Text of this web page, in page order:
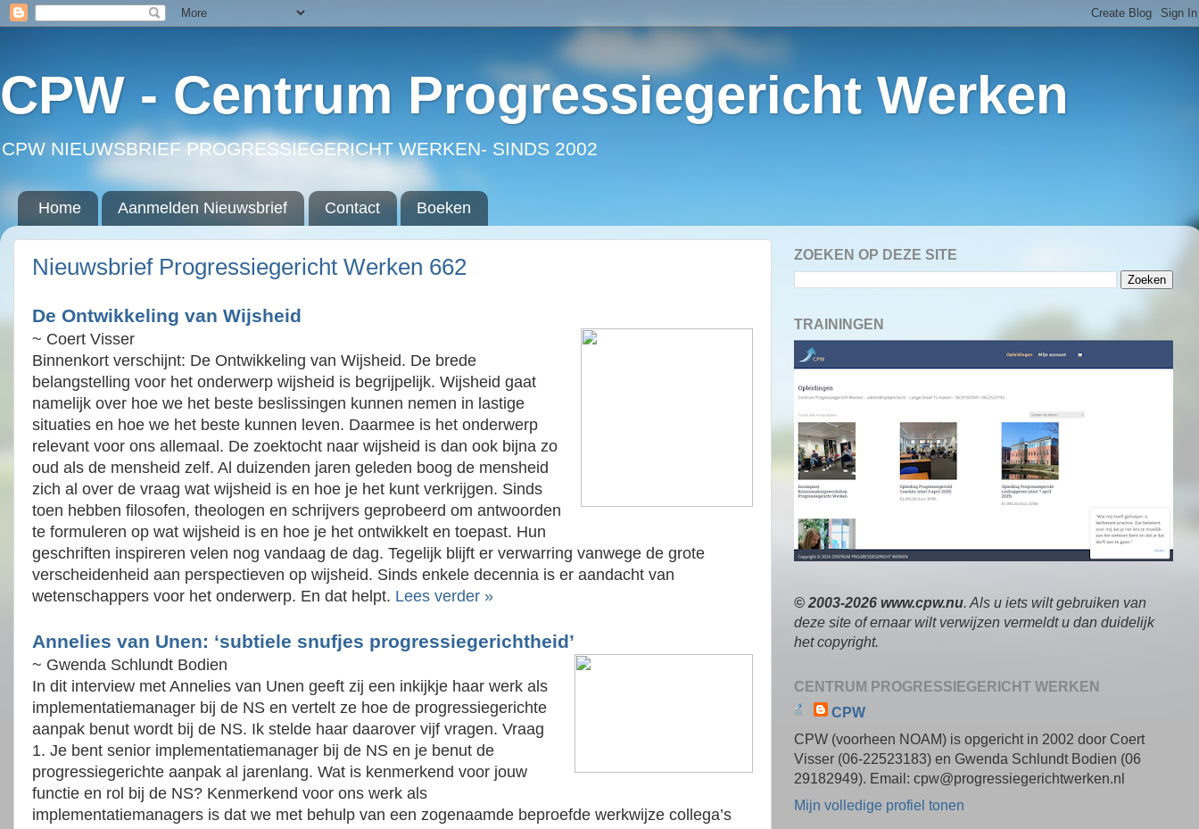
CPW - Centrum Progressiegericht Werken
CPW NIEUWSBRIEF PROGRESSIEGERICHT WERKEN- SINDS 2002
Home Aanmelden Nieuwsbrief Contact Boeken
Nieuwsbrief Progressiegericht Werken 662
De Ontwikkeling van Wijsheid
~ Coert Visser
Binnenkort verschijnt: De Ontwikkeling van Wijsheid. De brede
belangstelling voor het onderwerp wijsheid is begrijpelijk. Wijsheid gaat
namelijk over hoe we het beste beslissingen kunnen nemen in lastige
situaties en hoe we het beste kunnen leven. Daarmee is het onderwerp
relevant voor ons allemaal. De zoektocht naar wijsheid is dan ook bijna zo
oud als de mensheid zelf. Al duizenden jaren geleden boog de mensheid
zich al over de vraag wat wijsheid is en hoe je het kunt verkrijgen. Sinds
toen hebben filosofen, theologen en schrijvers geprobeerd om antwoorden
te formuleren op wat wijsheid is en hoe je het ontwikkelt en toepast. Hun
geschriften inspireren velen nog vandaag de dag. Tegelijk blijft er verwarring vanwege de grote
verscheidenheid aan perspectieven op wijsheid. Sinds enkele decennia is er aandacht van
wetenschappers voor het onderwerp. En dat helpt. Lees verder »
Annelies van Unen: ‘subtiele snufjes progressiegerichtheid’
~ Gwenda Schlundt Bodien
In dit interview met Annelies van Unen geeft zij een inkijkje haar werk als
implementatiemanager bij de NS en vertelt ze hoe de progressiegerichte
aanpak benut wordt bij de NS. Ik stelde haar daarover vijf vragen. Vraag
1. Je bent senior implementatiemanager bij de NS en je benut de
progressiegerichte aanpak al jarenlang. Wat is kenmerkend voor jouw
functie en rol bij de NS? Kenmerkend voor ons werk als
implementatiemanagers is dat we met behulp van een zogenaamde beproefde werkwijze collega’s
ZOEKEN OP DEZE SITE
TRAININGEN
© 2003-2026 www.cpw.nu. Als u iets wilt gebruiken van
deze site of ernaar wilt verwijzen vermeldt u dan duidelijk
het copyright.
CENTRUM PROGRESSIEGERICHT WERKEN
CPW
CPW (voorheen NOAM) is opgericht in 2002 door Coert
Visser (06-22523183) en Gwenda Schlundt Bodien (06
29182949). Email: cpw@progressiegerichtwerken.nl
Mijn volledige profiel tonen